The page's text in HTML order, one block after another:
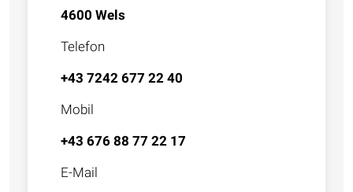
4600 Wels
Telefon
+43 7242 677 22 40
Mobil
+43 676 88 77 22 17
E-Mail